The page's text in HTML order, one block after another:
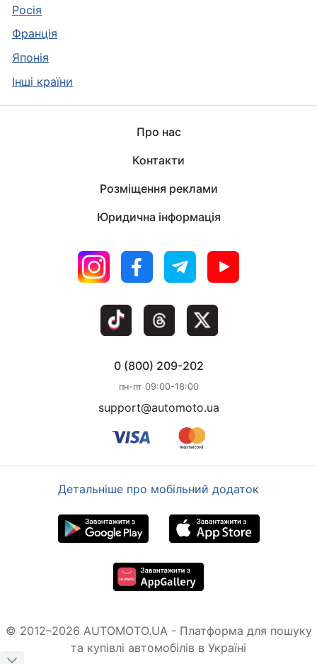
Росія
Франція
Японія
Інші країни
Про нас
Контакти
Розміщення реклами
Юридична інформація
0 (800) 209-202
пн-пт 09:00-18:00
support@automoto.ua
Детальніше про мобільний додаток
© 2012–2026 AUTOMOTO.UA - Платформа для пошуку
та купівлі автомобілів в Україні